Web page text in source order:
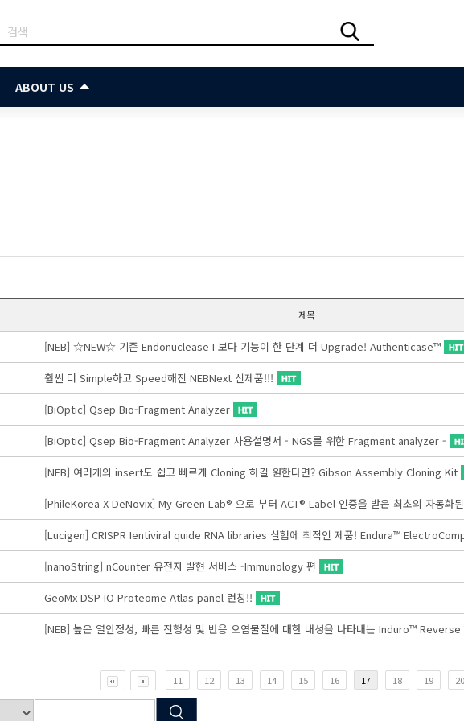
ABOUT US
제목
[NEB] ☆NEW☆ 기존 Endonuclease I 보다 기능이 한 단계 더 Upgrade! Authenticase™
훨씬 더 Simple하고 Speed해진 NEBNext 신제품!!!
[BiOptic] Qsep Bio-Fragment Analyzer
[BiOptic] Qsep Bio-Fragment Analyzer 사용설명서 - NGS를 위한 Fragment analyzer -
[NEB] 여러개의 insert도 쉽고 빠르게 Cloning 하길 원한다면? Gibson Assembly Cloning Kit
[PhileKorea X DeNovix] My Green Lab® 으로 부터 ACT® Label 인증을 받은 최초의 자동화
[Lucigen] CRISPR Ientiviral quide RNA libraries 실험에 최적인 제품! Endura™
[nanoString] nCounter 유전자 발현 서비스 -Immunology 편
GeoMx DSP IO Proteome Atlas panel 런칭!!
[NEB] 높은 열안정성, 빠른 진행성 및 반응 오염물질에 대한 내성을 나타내는 Induro™
11 12 13 14 15 16 17 18 19 20